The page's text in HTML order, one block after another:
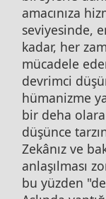
amacınıza
seviyesinde,
kadar, her
mücadele
devrimci
hümanizme
bir deha
düşünce
Zekânız ve
anlaşılması
bu yüzden